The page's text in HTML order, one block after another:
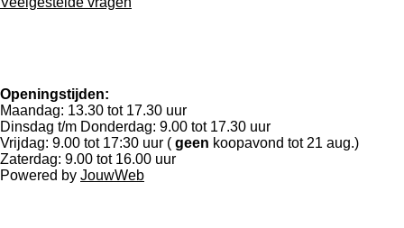
Openingstijden:
Maandag: 13.30 tot 17.30 uur
Dinsdag t/m Donderdag: 9.00 tot 17.30 uur
Vrijdag: 9.00 tot 17:30 uur ( geen koopavond tot 21 aug.)
Zaterdag: 9.00 tot 16.00 uur
Powered by JouwWeb